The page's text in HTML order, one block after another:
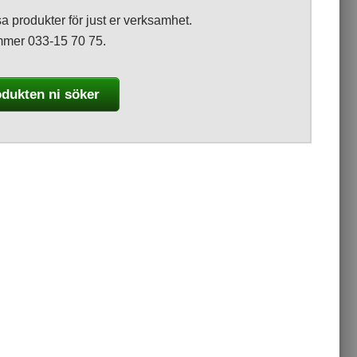
produkter för just er verksamhet.
033-15 70 75.
ni söker